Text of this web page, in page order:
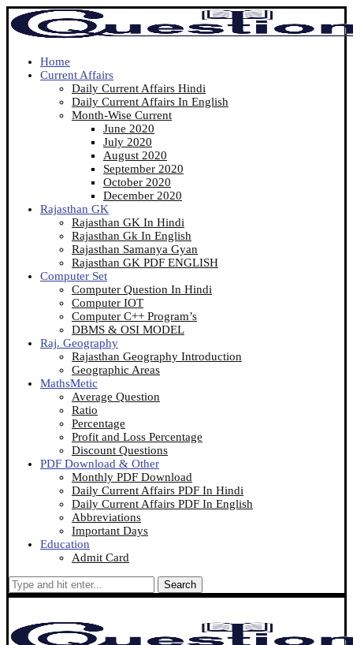
Home
Current Affairs
Daily Current Affairs Hindi
Daily Current Affairs In English
Month-Wise Current
June 2020
July 2020
August 2020
September 2020
October 2020
December 2020
Rajasthan GK
Rajasthan GK In Hindi
Rajasthan Gk In English
Rajasthan Samanya Gyan
Rajasthan GK PDF ENGLISH
Computer Set
Computer Question In Hindi
Computer IOT
Computer C++ Program’s
DBMS & OSI MODEL
Raj. Geography
Rajasthan Geography Introduction
Geographic Areas
MathsMetic
Average Question
Ratio
Percentage
Profit and Loss Percentage
Discount Questions
PDF Download & Other
Monthly PDF Download
Daily Current Affairs PDF In Hindi
Daily Current Affairs PDF In English
Abbreviations
Important Days
Education
Admit Card
Search